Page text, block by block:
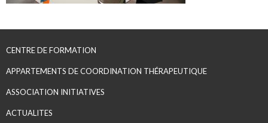
CENTRE DE FORMATION
APPARTEMENTS DE COORDINATION THÉRAPEUTIQUE
ASSOCIATION INITIATIVES
ACTUALITES